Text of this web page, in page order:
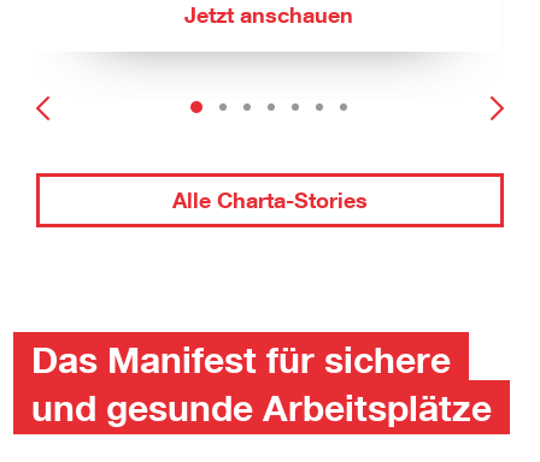
Jetzt anschauen
Alle Charta-Stories
Das Manifest für sichere
und gesunde Arbeitsplätze